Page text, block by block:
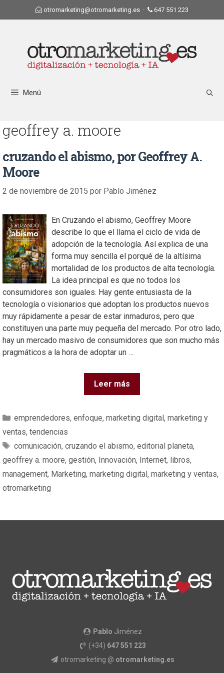
otromarketing@otromarketing.es · 647 551 223
Menú
geoffrey a. moore
cruzando el abismo, por Geoffrey A.
Moore
2 de noviembre de 2015 por Pablo Jiménez
En Cruzando el abismo, Geoffrey Moore
describe lo que el llama el ciclo de vida de
adopción de la tecnología. Así explica de una
forma muy sencilla el porqué de la altísima
mortalidad de los productos de alta tecnología.
La idea principal es que no todos los
consumidores son iguales. Hay gente entusiasta de la
tecnología o visionarios que adoptan los productos nuevos
muy rápidamente a pesar de estar inmaduros, pero que
constituyen una parte muy pequeña del mercado. Por otro lado,
hay un mercado masivo de consumidores que son mucho más
pragmáticos a la hora de adoptar un …
Leer más
emprendedores, enfoque, marketing digital, marketing y
ventas, tendencias
comunicación, cruzando el abismo, editorial planeta,
geoffrey a. moore, gestión, Innovación, Internet, libros,
management, Marketing, marketing digital, marketing y ventas,
otromarketing
Pablo Jiménez
(+34) 647 551 223
otromarketing @ otromarketing.es